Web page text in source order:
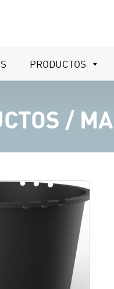
PRODUCTOS
/